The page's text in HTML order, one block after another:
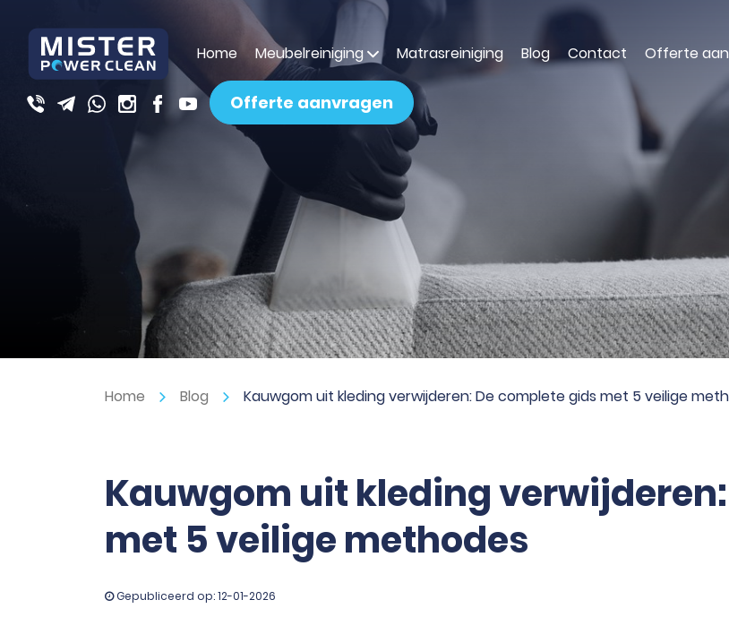
Home Meubelreiniging Matrasreiniging Blog Contact Offerte
Offerte aanvragen
Home Blog Kauwgom uit kleding verwijderen: De complete gids met 5 veilige
Kauwgom uit kleding
met 5 veilige methodes
Gepubliceerd op: 12-01-2026